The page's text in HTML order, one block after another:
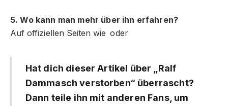
5. Wo kann man mehr über ihn erfahren?
Auf offiziellen Seiten wie oder
Hat dich dieser Artikel über „Ralf
Dammasch verstorben“ überrascht?
Dann teile ihn mit anderen Fans, um